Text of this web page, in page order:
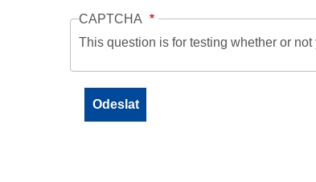
CAPTCHA
This question is for testing whether or